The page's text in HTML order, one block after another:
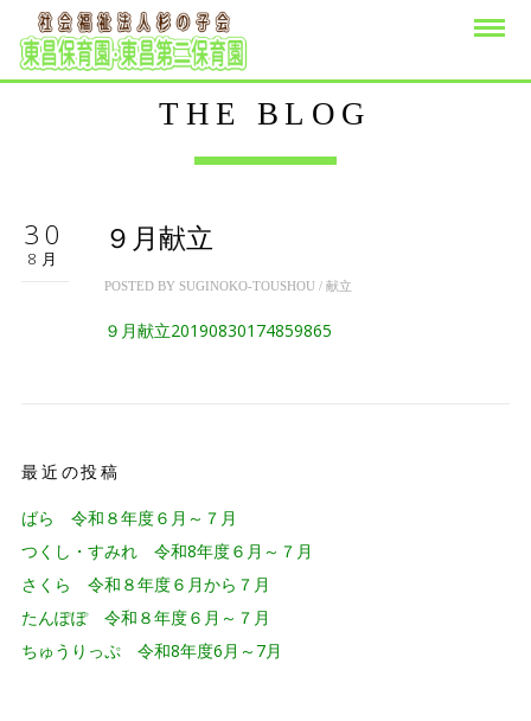
THE BLOG
30
8月
９月献立
POSTED BY SUGINOKO-TOUSHOU/ 献立
９月献立20190830174859865
最近の投稿
ばら 令和８年度６月～７月
つくし・すみれ 令和8年度６月～７月
さくら 令和８年度６月から７月
たんぽぽ 令和８年度６月～７月
ちゅうりっぷ 令和8年度6月～7月